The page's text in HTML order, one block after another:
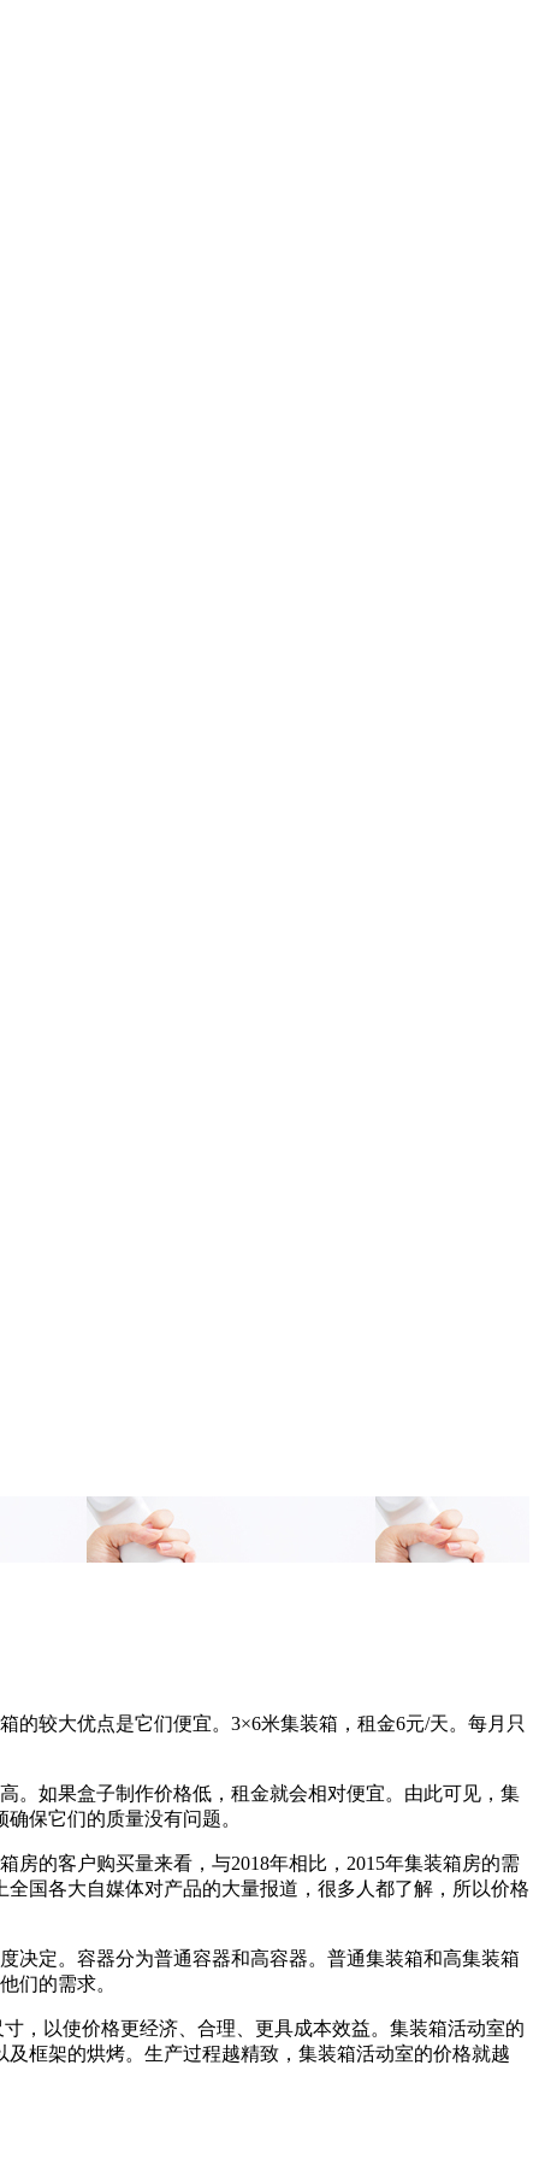
较大优点是它们便宜。3×6米集装箱，租金6元/天。每月只
如果盒子制作价格低，租金就会相对便宜。由此可见，集
保它们的质量没有问题。
的客户购买量来看，与2018年相比，2015年集装箱房的需
国各大自媒体对产品的大量报道，很多人都了解，所以价格
定。容器分为普通容器和高容器。普通集装箱和高集装箱
们的需求。
，以使价格更经济、合理、更具成本效益。集装箱活动室的
框架的烘烤。生产过程越精致，集装箱活动室的价格就越